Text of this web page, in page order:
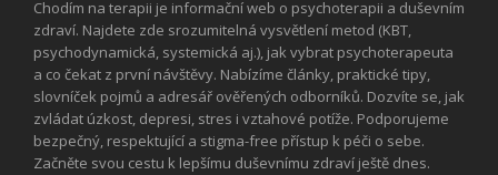
Chodím na terapii je informační web o psychoterapii a duševním
zdraví. Najdete zde srozumitelná vysvětlení metod (KBT,
psychodynamická, systemická aj.), jak vybrat psychoterapeuta
a co čekat z první návštěvy. Nabízíme články, praktické tipy,
slovníček pojmů a adresář ověřených odborníků. Dozvíte se, jak
zvládat úzkost, depresi, stres i vztahové potíže. Podporujeme
bezpečný, respektující a stigma-free přístup k péči o sebe.
Začněte svou cestu k lepšímu duševnímu zdraví ještě dnes.